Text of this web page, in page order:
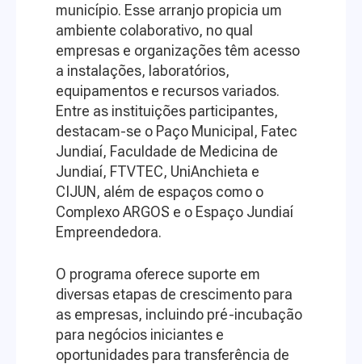
município. Esse arranjo propicia um
ambiente colaborativo, no qual
empresas e organizações têm acesso
a instalações, laboratórios,
equipamentos e recursos variados.
Entre as instituições participantes,
destacam-se o Paço Municipal, Fatec
Jundiaí, Faculdade de Medicina de
Jundiaí, FTVTEC, UniAnchieta e
CIJUN, além de espaços como o
Complexo ARGOS e o Espaço Jundiaí
Empreendedora.
O programa oferece suporte em
diversas etapas de crescimento para
as empresas, incluindo pré-incubação
para negócios iniciantes e
oportunidades para transferência de